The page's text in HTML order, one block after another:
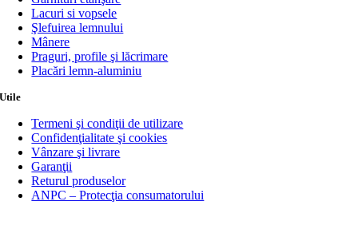
Lacuri si vopsele
Şlefuirea lemnului
Mânere
Praguri, profile şi lăcrimare
Placări lemn-aluminiu
Utile
Termeni şi condiţii de utilizare
Confidenţialitate şi cookies
Vânzare şi livrare
Garanţii
Returul produselor
ANPC – Protecţia consumatorului